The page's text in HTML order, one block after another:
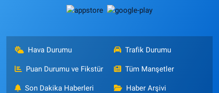
Hava Durumu Trafik Durumu
Puan Durumu ve Fikstür Tüm Manşetler
Son Dakika Haberleri Haber Arşivi